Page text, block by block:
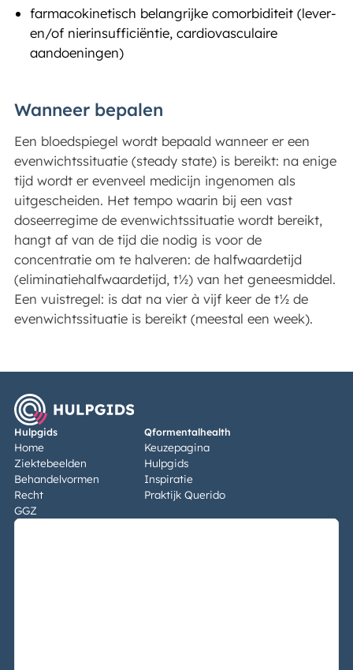
farmacokinetisch belangrijke comorbiditeit (lever-
en/of nierinsufficiëntie, cardiovasculaire
aandoeningen)
Wanneer bepalen
Een bloedspiegel wordt bepaald wanneer er een
evenwichtssituatie (steady state) is bereikt: na enige
tijd wordt er evenveel medicijn ingenomen als
uitgescheiden. Het tempo waarin bij een vast
doseerregime de evenwichtssituatie wordt bereikt,
hangt af van de tijd die nodig is voor de
concentratie om te halveren: de halfwaardetijd
(eliminatiehalfwaardetijd, t½) van het geneesmiddel.
Een vuistregel: is dat na vier à vijf keer de t½ de
evenwichtssituatie is bereikt (meestal een week).
Hulpgids
Home
Ziektebeelden
Behandelvormen
Recht
GGZ
Qformentalhealth
Keuzepagina
Hulpgids
Inspiratie
Praktijk Querido